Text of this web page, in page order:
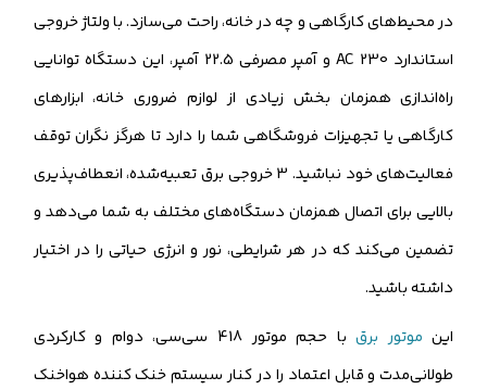
در محیط‌های کارگاهی و چه در خانه، راحت می‌سازد. با ولتاژ خروجی
استاندارد 230 AC و آمپر مصرفی 22.5 آمپر، این دستگاه توانایی
راه‌اندازی همزمان بخش زیادی از لوازم ضروری خانه، ابزارهای
کارگاهی یا تجهیزات فروشگاهی شما را دارد تا هرگز نگران توقف
فعالیت‌های خود نباشید. 3 خروجی برق تعبیه‌شده، انعطاف‌پذیری
بالایی برای اتصال همزمان دستگاه‌های مختلف به شما می‌دهد و
تضمین می‌کند که در هر شرایطی، نور و انرژی حیاتی را در اختیار
داشته باشید.
این موتور برق
با حجم موتور 418 سی‌سی، دوام و کارکردی
طولانی‌مدت و قابل اعتماد را در کنار سیستم خنک کننده هواخنک